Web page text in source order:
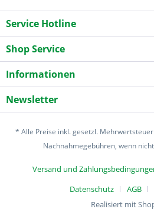
Service Hotline
Shop Service
Informationen
Newsletter
* Alle Preise inkl. gesetzl.
Nachnahmegebühren, wenn
Versand und
Datenschutz
AGB
Realisiert mit